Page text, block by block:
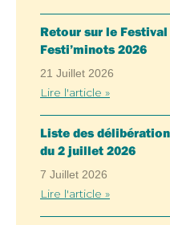
Retour sur le
Festi’minots 2026
21 Juillet 2026
Lire l'article »
Liste des
du 2 juillet 2026
7 Juillet 2026
Lire l'article »